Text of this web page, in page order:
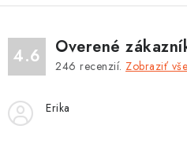
4.6 Overené
246 recenzií. Zobraziť
Erika